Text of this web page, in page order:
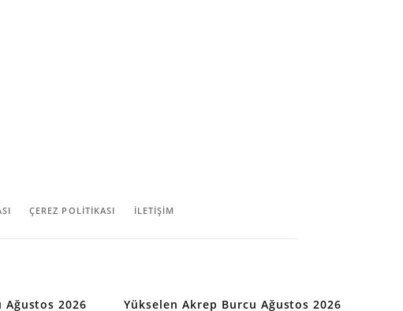
ÇEREZ POLITIKASI İLETİŞİM
Ağustos 2026
Yükselen Akrep Burcu Ağustos 2026